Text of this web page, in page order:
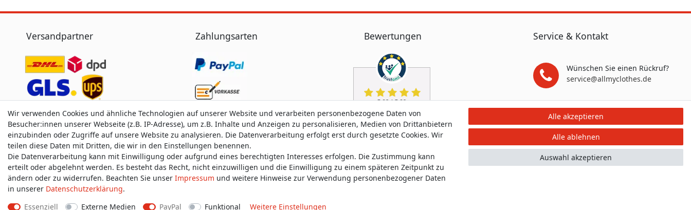
Versandpartner Zahlungsarten Bewertungen Service & Kontakt
Wünschen Sie einen Rückruf?
service@allmyclothes.de
Schreiben Sie uns:
service@allmyclothes.de
Impressum Daten­schutz­erklärung AGB
Wir verwenden Cookies und ähnliche Technologien auf unserer Website und verarbeiten personenbezogene Daten von
Besucher:innen unserer Webseite (z.B. IP-Adresse), um z.B. Inhalte und Anzeigen zu personalisieren, Medien von Drittanbietern
einzubinden oder Zugriffe auf unsere Website zu analysieren. Die Datenverarbeitung erfolgt erst durch gesetzte Cookies. Wir
teilen diese Daten mit Dritten, die wir in den Einstellungen benennen.
Die Datenverarbeitung kann mit Einwilligung oder aufgrund eines berechtigten Interesses erfolgen. Die Zustimmung kann
erteilt oder abgelehnt werden. Es besteht das Recht, nicht einzuwilligen und die Einwilligung zu einem späteren Zeitpunkt zu
ändern oder zu widerrufen. Beachten Sie unser Impressum und weitere Hinweise zur Verwendung personenbezogener Daten
in unserer Daten­schutz­erklärung.
Essenziell
Externe Medien PayPal Funktional Weitere Einstellungen
Alle akzeptieren
Alle ablehnen
Auswahl akzeptieren